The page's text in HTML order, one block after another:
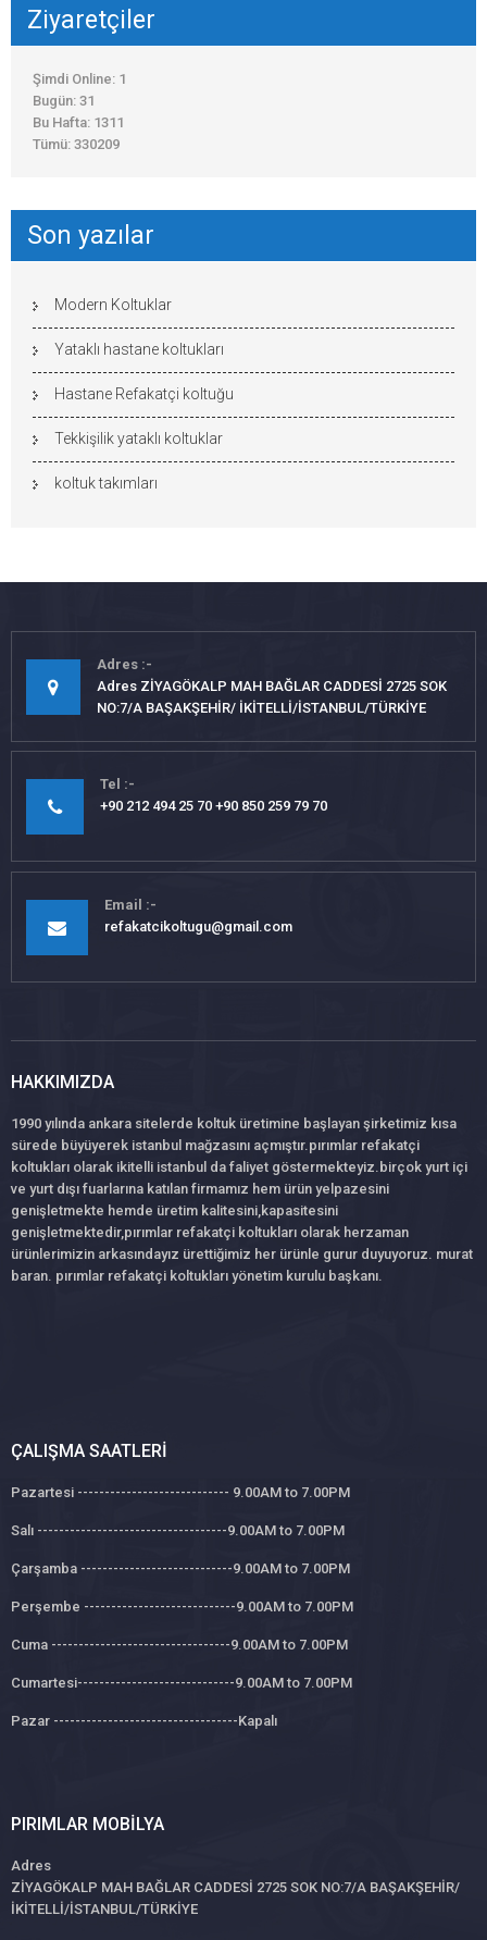
Ziyaretçiler
Şimdi Online: 1
Bugün: 31
Bu Hafta: 1311
Tümü: 330209
Son yazılar
Modern Koltuklar
Yataklı hastane koltukları
Hastane Refakatçi koltuğu
Tekkişilik yataklı koltuklar
koltuk takımları
Adres
Adres ZİYAGÖKALP MAH BAĞLAR CADDESİ 2725 SOK
NO:7/A BAŞAKŞEHİR/ İKİTELLİ/İSTANBUL/TÜRKİYE
Tel
+90 212 494 25 70 +90 850 259 79 70
Email
refakatcikoltugu@gmail.com
HAKKIMIZDA
1990 yılında ankara sitelerde koltuk üretimine başlayan şirketimiz kısa
sürede büyüyerek istanbul mağzasını açmıştır.pırımlar refakatçi
koltukları olarak ikitelli istanbul da faliyet göstermekteyiz.birçok yurt içi
ve yurt dışı fuarlarına katılan firmamız hem ürün yelpazesini
genişletmekte hemde üretim kalitesini,kapasitesini
genişletmektedir,pırımlar refakatçi koltukları olarak herzaman
ürünlerimizin arkasındayız ürettiğimiz her ürünle gurur duyuyoruz. murat
baran. pırımlar refakatçi koltukları yönetim kurulu başkanı.
ÇALIŞMA SAATLERI
Pazartesi ---------------------------- 9.00AM to 7.00PM
Salı -----------------------------------9.00AM to 7.00PM
Çarşamba ----------------------------9.00AM to 7.00PM
Perşembe ----------------------------9.00AM to 7.00PM
Cuma ---------------------------------9.00AM to 7.00PM
Cumartesi-----------------------------9.00AM to 7.00PM
Pazar ----------------------------------Kapalı
PIRIMLAR MOBILYA
Adres
ZİYAGÖKALP MAH BAĞLAR CADDESİ 2725 SOK NO:7/A BAŞAKŞEHİR/
İKİTELLİ/İSTANBUL/TÜRKİYE